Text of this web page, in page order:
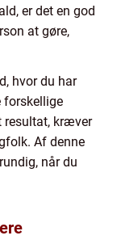
er det en god
at gøre,
hvor du har
resultat, kræver
Af denne
når du